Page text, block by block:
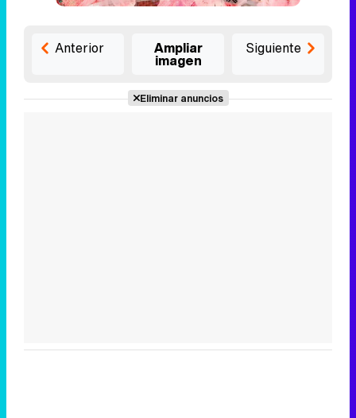
Anterior Ampliar
imagen
Siguiente
Eliminar anuncios